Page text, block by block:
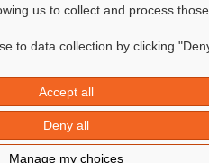
us to collect and process
to data collection by clicking
Accept all
Deny all
Manage my choices